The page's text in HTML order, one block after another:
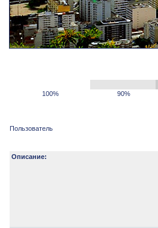
100% 90%
Пользователь
Описание: